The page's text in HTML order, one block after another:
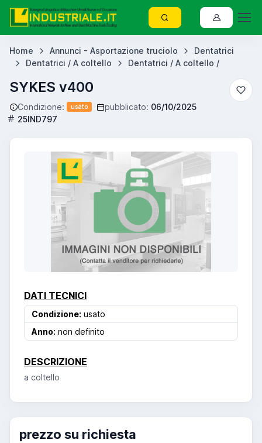
Home Annunci - Asportazione truciolo
Dentatrici
Dentatrici / A coltello
Dentatrici / A coltello /
SYKES v400
Condizione: usato pubblicato: 06/10/2025
25IND797
DATI TECNICI
Condizione: usato
Anno: non definito
DESCRIZIONE
a coltello
prezzo su richiesta